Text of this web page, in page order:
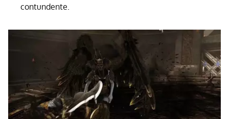
contundente.